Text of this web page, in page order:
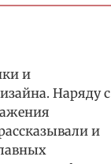
и
Наряду с
и